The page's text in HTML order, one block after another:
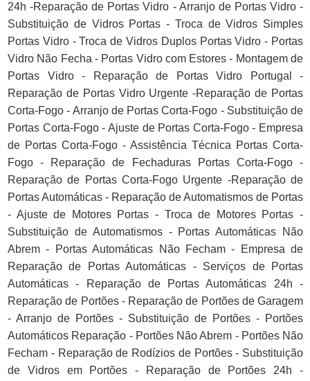
24h -Reparação de Portas Vidro - Arranjo de Portas Vidro -
Substituição de Vidros Portas - Troca de Vidros Simples
Portas Vidro - Troca de Vidros Duplos Portas Vidro - Portas
Vidro Não Fecha - Portas Vidro com Estores - Montagem de
Portas Vidro - Reparação de Portas Vidro Portugal -
Reparação de Portas Vidro Urgente -Reparação de Portas
Corta-Fogo - Arranjo de Portas Corta-Fogo - Substituição de
Portas Corta-Fogo - Ajuste de Portas Corta-Fogo - Empresa
de Portas Corta-Fogo - Assistência Técnica Portas Corta-
Fogo - Reparação de Fechaduras Portas Corta-Fogo -
Reparação de Portas Corta-Fogo Urgente -Reparação de
Portas Automáticas - Reparação de Automatismos de Portas
- Ajuste de Motores Portas - Troca de Motores Portas -
Substituição de Automatismos - Portas Automáticas Não
Abrem - Portas Automáticas Não Fecham - Empresa de
Reparação de Portas Automáticas - Serviços de Portas
Automáticas - Reparação de Portas Automáticas 24h -
Reparação de Portões - Reparação de Portões de Garagem
- Arranjo de Portões - Substituição de Portões - Portões
Automáticos Reparação - Portões Não Abrem - Portões Não
Fecham - Reparação de Rodízios de Portões - Substituição
de Vidros em Portões - Reparação de Portões 24h -